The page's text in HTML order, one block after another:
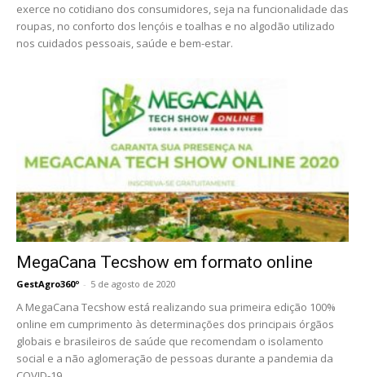
exerce no cotidiano dos consumidores, seja na funcionalidade das
roupas, no conforto dos lençóis e toalhas e no algodão utilizado
nos cuidados pessoais, saúde e bem-estar.
MegaCana Tecshow em formato online
GestAgro360º - 5 de agosto de 2020
A MegaCana Tecshow está realizando sua primeira edição 100%
online em cumprimento às determinações dos principais órgãos
globais e brasileiros de saúde que recomendam o isolamento
social e a não aglomeração de pessoas durante a pandemia da